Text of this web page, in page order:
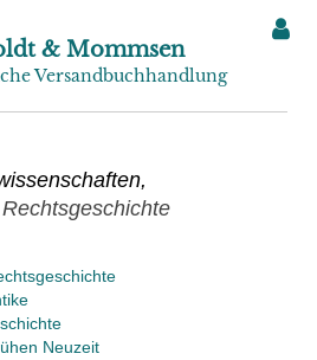
& Mommsen
Versandbuchhandlung
Neuzeit